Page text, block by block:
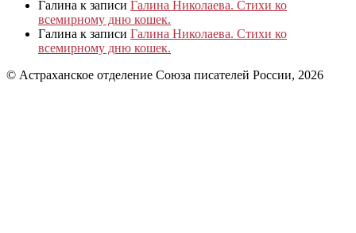
Галина к записи Галина Николаева. Стихи ко
всемирному дню кошек.
Галина к записи Галина Николаева. Стихи ко
всемирному дню кошек.
© Астраханское отделение Союза писателей России, 2026